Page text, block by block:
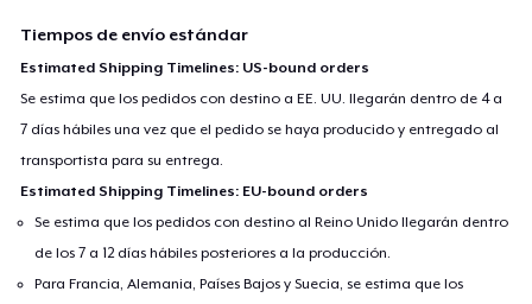
Tiempos de envío estándar
Estimated Shipping Timelines: US-bound orders
Se estima que los pedidos con destino a EE. UU. llegarán dentro de 4 a
7 días hábiles una vez que el pedido se haya producido y entregado al
transportista para su entrega.
Estimated Shipping Timelines: EU-bound orders
Se estima que los pedidos con destino al Reino Unido llegarán dentro
de los 7 a 12 días hábiles posteriores a la producción.
Para Francia, Alemania, Países Bajos y Suecia, se estima que los